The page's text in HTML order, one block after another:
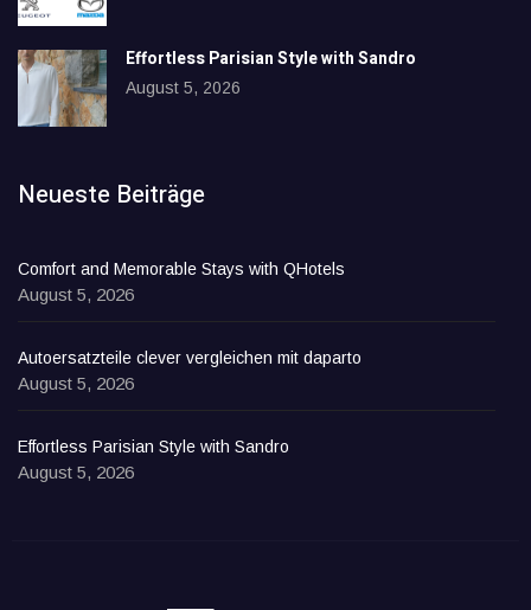
Effortless Parisian Style with Sandro
August 5, 2026
Neueste Beiträge
Comfort and Memorable Stays with QHotels
August 5, 2026
Autoersatzteile clever vergleichen mit daparto
August 5, 2026
Effortless Parisian Style with Sandro
August 5, 2026